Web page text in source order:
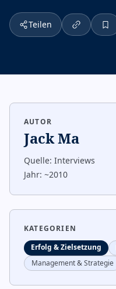
Teilen
AUTOR
Jack Ma
Quelle: Interviews
Jahr: ~2010
KATEGORIEN
Erfolg & Zielsetzung
Management & Strategie